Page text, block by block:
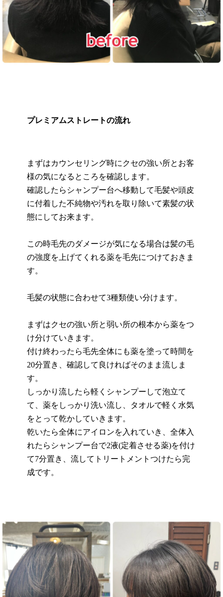
プレミアムストレートの流れ
まずはカウンセリング時にクセの強い所とお客
様の気になるところを確認します。
確認したらシャンプー台へ移動して毛髪や頭皮
に付着した不純物や汚れを取り除いて素髪の状
態にしてお来ます。
この時毛先のダメージが気になる場合は髪の毛
の強度を上げてくれる薬を毛先につけておきま
す。
毛髪の状態に合わせて3種類使い分けます。
まずはクセの強い所と弱い所の根本から薬をつ
け分けていきます。
付け終わったら毛先全体にも薬を塗って時間を
20分置き、確認して良ければそのまま流しま
す。
しっかり流したら軽くシャンプーして泡立て
て、薬をしっかり洗い流し、タオルで軽く水気
をとって乾かしていきます。
乾いたら全体にアイロンを入れていき、全体入
れたらシャンプー台で2液(定着させる薬)を付け
て7分置き、流してトリートメントつけたら完
成です。